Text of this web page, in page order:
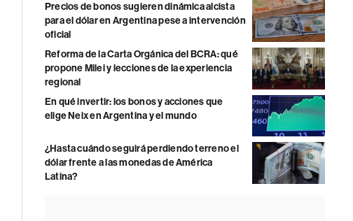
Precios de bonos sugieren dinámica alcista
para el dólar en Argentina pese a intervención
oficial
Reforma de la Carta Orgánica del BCRA: qué
propone Milei y lecciones de la experiencia
regional
En qué invertir: los bonos y acciones que
elige Neix en Argentina y el mundo
¿Hasta cuándo seguirá perdiendo terreno el
dólar frente a las monedas de América
Latina?